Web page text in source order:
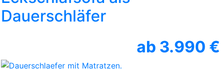
Dauerschläfer
ab 3.990 €